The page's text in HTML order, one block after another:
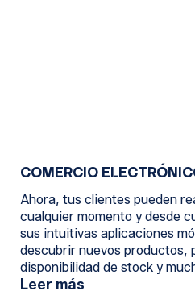
COMERCIO
Ahora, tus clientes pueden
cualquier momento y desde
sus intuitivas aplicaciones
descubrir nuevos productos,
disponibilidad de stock y
Leer más